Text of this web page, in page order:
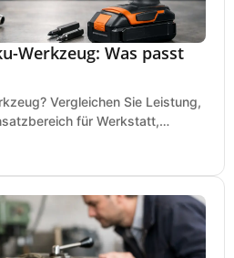
Werkzeug: Was passt
Vergleichen Sie Leistung,
für Werkstatt,